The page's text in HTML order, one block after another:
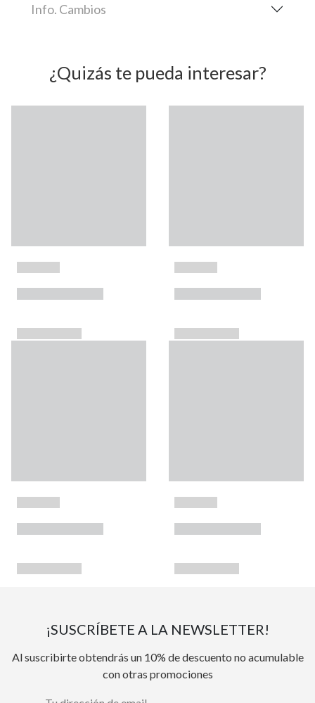
Info. Cambios
¿Quizás te pueda interesar?
¡SUSCRÍBETE A LA NEWSLETTER!
Al suscribirte obtendrás un 10% de descuento no acumulable
con otras promociones